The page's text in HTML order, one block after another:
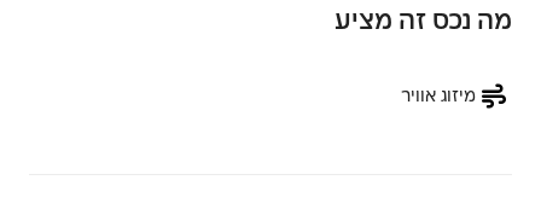
מה נכס זה מציע
מיזוג אוויר